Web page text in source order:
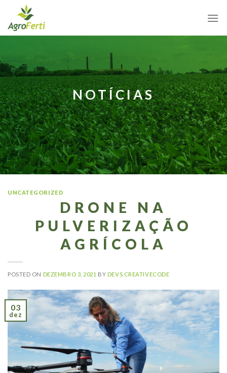
content
NOTÍCIAS
UNCATEGORIZED
DRONE NA
PULVERIZAÇÃO
AGRÍCOLA
POSTED ON DEZEMBRO 3, 2021 BY DEVS.CREATIVECODE
03
dez